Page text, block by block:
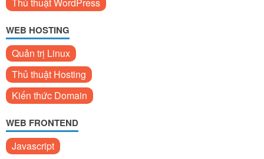
WEB HOSTING
Quản trị Linux
Thủ thuật Hosting
Kiến thức Domain
WEB FRONTEND
Javascript